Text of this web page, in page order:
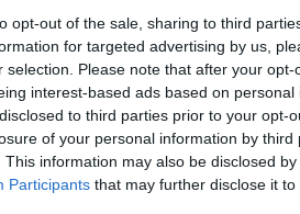
opt-out of the sale, sharing to third
for targeted advertising by us,
selection. Please note that after your
interest-based ads based on
to third parties prior to your opt-
of your personal information by third
This information may also be disclosed
Participants that may further disclose it to